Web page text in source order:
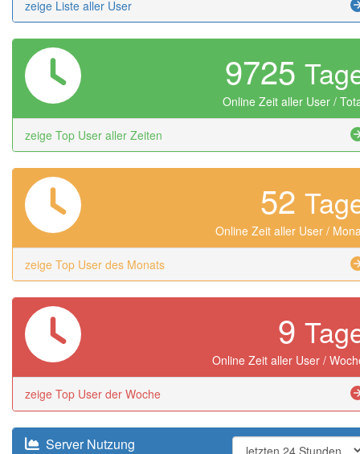
zeige Liste aller User
9725
Online Zeit aller User /
zeige Top User aller Zeiten
52
Online Zeit aller User /
zeige Top User des Monats
9
Online Zeit aller User /
zeige Top User der Woche
Server Nutzung